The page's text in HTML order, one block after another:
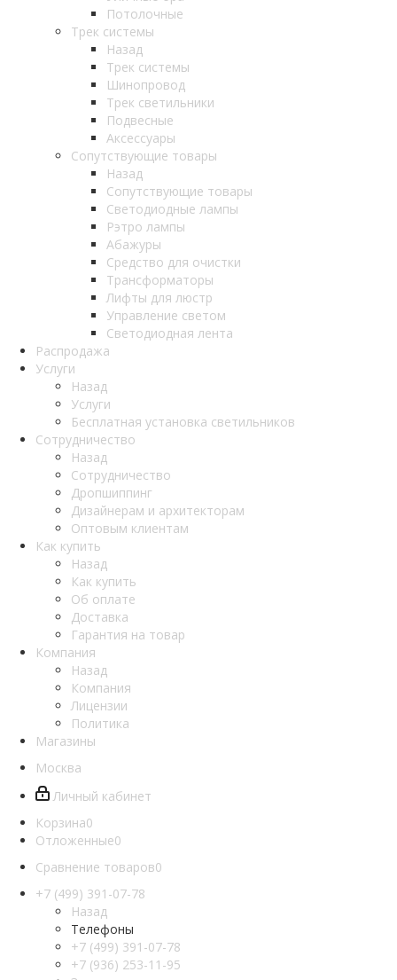
Потолочные
Трек системы
Назад
Трек системы
Шинопровод
Трек светильники
Подвесные
Аксессуары
Сопутствующие товары
Назад
Сопутствующие товары
Светодиодные лампы
Рэтро лампы
Абажуры
Средство для очистки
Трансформаторы
Лифты для люстр
Управление светом
Светодиодная лента
Распродажа
Услуги
Назад
Услуги
Бесплатная установка светильников
Сотрудничество
Назад
Сотрудничество
Дропшиппинг
Дизайнерам и архитекторам
Оптовым клиентам
Как купить
Назад
Как купить
Об оплате
Доставка
Гарантия на товар
Компания
Назад
Компания
Лицензии
Политика
Магазины
Москва
Личный кабинет
Корзина0
Отложенные0
Сравнение товаров0
+7 (499) 391-07-78
Назад
Телефоны
+7 (499) 391-07-78
+7 (936) 253-11-95